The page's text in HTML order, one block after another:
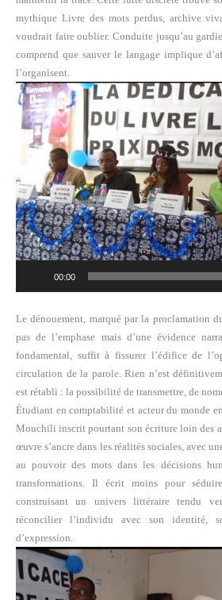
mythique Livre des mots perdus, archive
voudrait faire oublier. Conduite jusqu’au
comprend que sauver le langage implique
l’organisent.
00:00
Le dénouement, marqué par la proclamation
pas de l’emphase mais d’une évidence
fondamental, suffit à fissurer l’édifice de
circulation de la parole. Rien n’est
est rétabli : la possibilité de transmettre, de
Étudiant en comptabilité et acteur du monde
Mouchili inscrit pourtant son écriture loin des
œuvre s’ancre dans les réalités sociales, avec
au pouvoir des mots dans les décisions
transformations. Il écrit moins pour
construisant un univers littéraire tendu
réconcilier l’individu avec son identité,
d’expression.